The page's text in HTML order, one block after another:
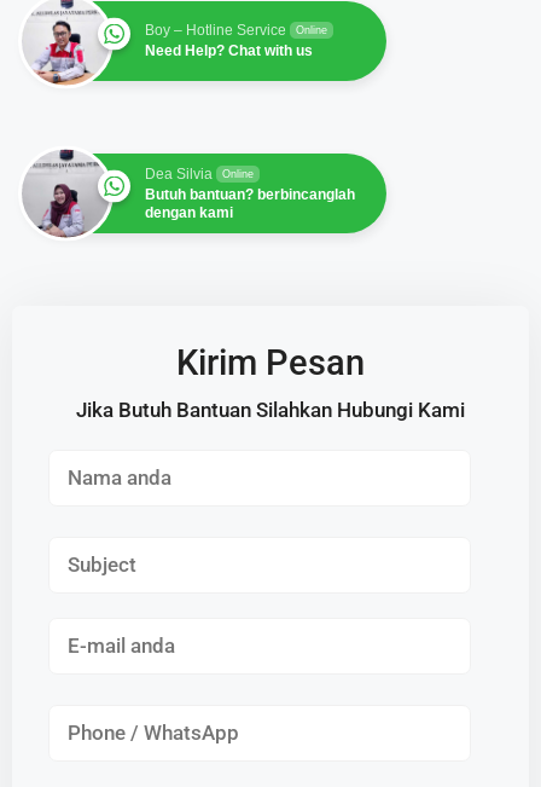
Boy – Hotline Service Online
Need Help? Chat with us
Dea Silvia Online
Butuh bantuan? berbincanglah
dengan kami
Kirim Pesan
Jika Butuh Bantuan Silahkan Hubungi Kami